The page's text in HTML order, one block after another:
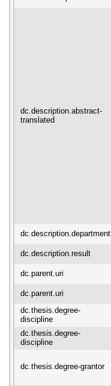
dc.description.abstract-
translated
dc.description.department
dc.description.result
dc.parent.uri
dc.parent.uri
dc.thesis.degree-
discipline
dc.thesis.degree-
discipline
dc.thesis.degree-grantor